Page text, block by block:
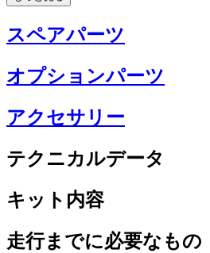
スペアパーツ
オプションパーツ
アクセサリー
テクニカルデータ
キット内容
走行までに必要なもの